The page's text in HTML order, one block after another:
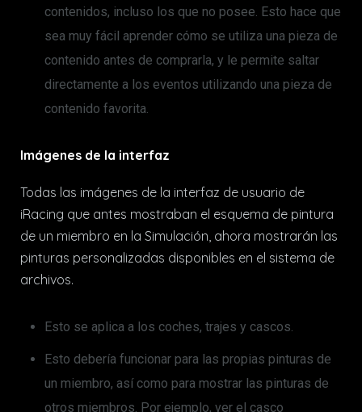
contenidos, incluso los que no posee. Esto hace que
sea muy fácil aprender cómo se utiliza una pieza de
contenido antes de comprarla, y le permite saltar
directamente a los eventos utilizando una pieza de
contenido favorita.
Imágenes de la interfaz
Todas las imágenes de la interfaz de usuario de
iRacing que antes mostraban el esquema de pintura
de un miembro en la Simulación, ahora mostrarán las
pinturas personalizadas disponibles en el sistema de
archivos.
Esto se aplica a los coches, trajes y cascos.
Esto debería funcionar para las propias pinturas de
un miembro, así como para mostrar las pinturas de
otros miembros. Por ejemplo, ver el casco